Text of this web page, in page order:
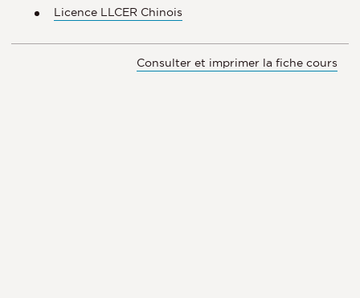
Licence LLCER Chinois
Consulter et imprimer la fiche cours